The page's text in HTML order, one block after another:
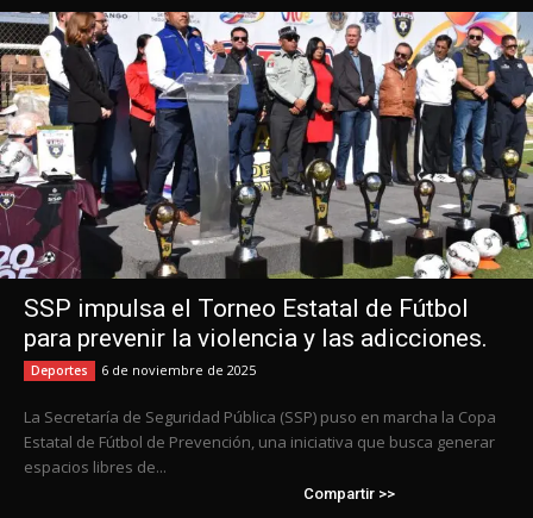
SSP impulsa el Torneo Estatal de Fútbol
para prevenir la violencia y las adicciones.
Deportes 6 de noviembre de 2025
La Secretaría de Seguridad Pública (SSP) puso en marcha la Copa
Estatal de Fútbol de Prevención, una iniciativa que busca generar
espacios libres de...
Compartir >>